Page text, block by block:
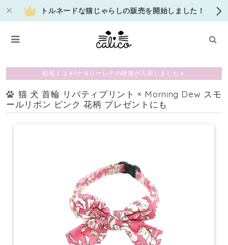
トルネードな猫じゃらしの販売を開始しました！
松尾ミユキ/ナタリーレテの雑貨が入荷しました♬
猫 犬 首輪 リバティプリント × Morning Dew スモ
ールリボン ピンク 花柄 プレゼントにも